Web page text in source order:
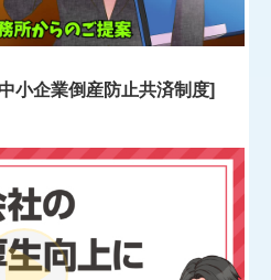
小企業倒産防止共済制度]